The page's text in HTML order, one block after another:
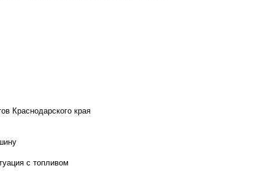
Краснодарского края
с топливом